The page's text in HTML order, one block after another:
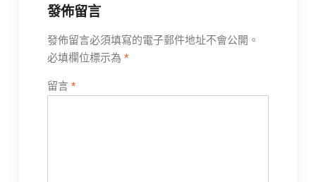
發佈留言
發佈留言必須填寫的電子郵件地址不會公開。
必填欄位標示為 *
留言 *